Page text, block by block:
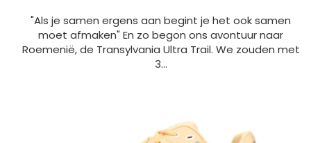
"Als je samen ergens aan begint je het ook samen
moet afmaken" En zo begon ons avontuur naar
Roemenië, de Transylvania Ultra Trail. We zouden met
3...